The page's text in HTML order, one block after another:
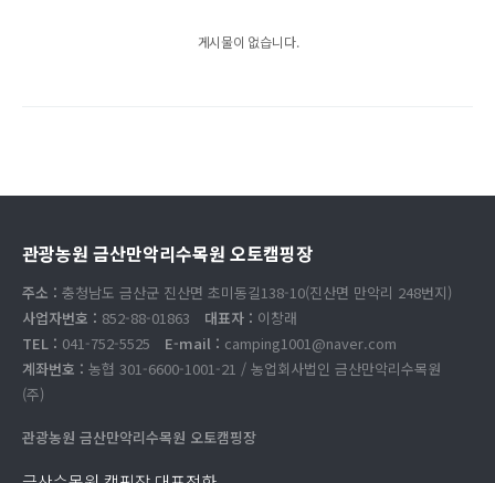
게시물이 없습니다.
관광농원 금산만악리수목원 오토캠핑장
주소 : 충청남도 금산군 진산면 초미동길138-10(진산면 만악리 248번지)
사업자번호 : 852-88-01863 대표자 : 이창래
TEL : 041-752-5525 E-mail : camping1001@naver.com
계좌번호 : 농협 301-6600-1001-21 / 농업회사법인 금산만악리수목원
(주)
관광농원 금산만악리수목원 오토캠핑장